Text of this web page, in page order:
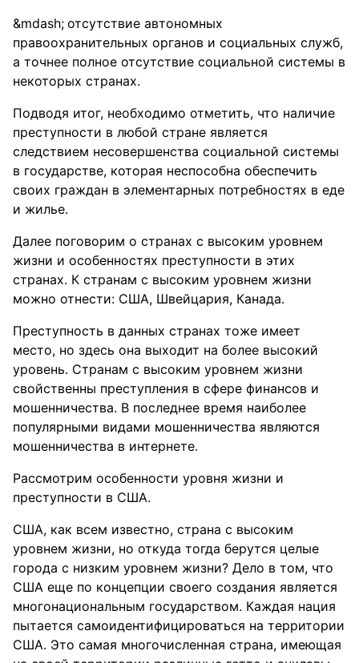
отсутствие автономных
правоохранительных органов и социальных служб,
а точнее полное отсутствие социальной системы в
некоторых странах.
Подводя итог, необходимо отметить, что наличие
преступности в любой стране является
следствием несовершенства социальной системы
в государстве, которая неспособна обеспечить
своих граждан в элементарных потребностях в еде
и жилье.
Далее поговорим о странах с высоким уровнем
жизни и особенностях преступности в этих
странах. К странам с высоким уровнем жизни
можно отнести: США, Швейцария, Канада.
Преступность в данных странах тоже имеет
место, но здесь она выходит на более высокий
уровень. Странам с высоким уровнем жизни
свойственны преступления в сфере финансов и
мошенничества. В последнее время наиболее
популярными видами мошенничества являются
мошенничества в интернете.
Рассмотрим особенности уровня жизни и
преступности в США.
США, как всем известно, страна с высоким
уровнем жизни, но откуда тогда берутся целые
города с низким уровнем жизни? Дело в том, что
США еще по концепции своего создания является
многонациональным государством. Каждая нация
пытается самоидентифицироваться на территории
США. Это самая многочисленная страна, имеющая